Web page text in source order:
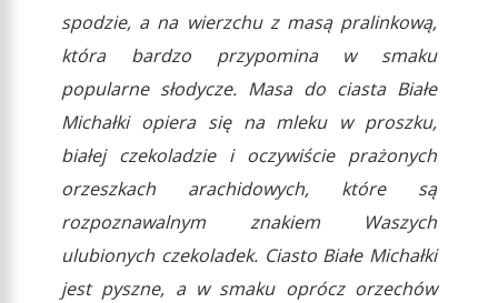
spodzie, a na wierzchu z masą pralinkową,
która bardzo przypomina w smaku
popularne słodycze. Masa do ciasta Białe
Michałki opiera się na mleku w proszku,
białej czekoladzie i oczywiście prażonych
orzeszkach arachidowych, które są
rozpoznawalnym znakiem Waszych
ulubionych czekoladek. Ciasto Białe Michałki
jest pyszne, a w smaku oprócz orzechów